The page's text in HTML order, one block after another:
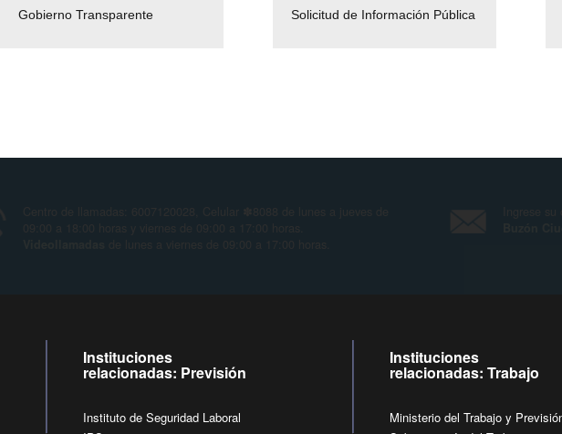
Gobierno Transparente Solicitud de Información Pública
Pago Proveedores
Empleos Públicos
Instituciones
relacionadas: Previsión
Instituto de Seguridad Laboral
Instituciones
relacionadas: Trabajo
Ministerio del Trabajo y